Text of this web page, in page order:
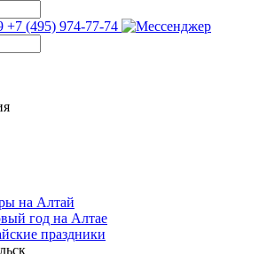
+7 (495) 974-77-74
на Алтай
год на Алтае
праздники